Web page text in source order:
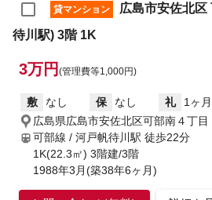
貸マンション
広島市安佐北区
待川駅) 3階 1K
3万円 (管理費等1,000円)
敷 なし 保 なし 礼
1ヶ月
広島県広島市安佐北区可部南４丁目
可部線 / 河戸帆待川駅 徒歩22分
1K(22.3㎡) 3階建/3階
1988年3月(築38年6ヶ月)